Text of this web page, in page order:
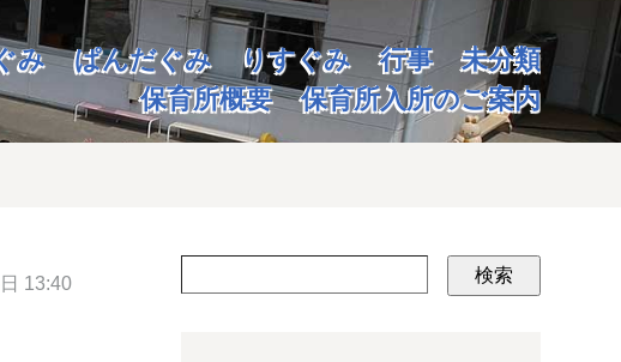
み ぱんだぐみ りすぐみ 行事
未分類
保育所概要
保育所入所のご案内
13:40 検索